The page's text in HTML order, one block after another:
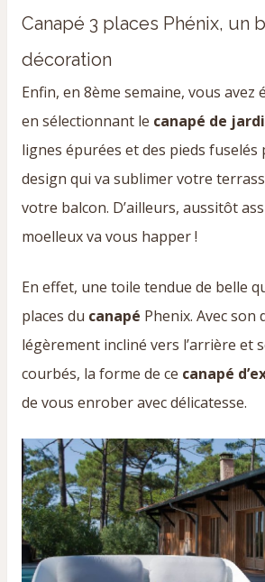
Canapé 3 places Phénix, un
décoration
Enfin, en 8ème semaine, vous avez
en sélectionnant le canapé de
lignes épurées et des pieds fuselés
design qui va sublimer votre
votre balcon. D’ailleurs, aussitôt
moelleux va vous happer !
En effet, une toile tendue de belle
places du canapé Phenix. Avec son
légèrement incliné vers l’arrière et
courbés, la forme de ce canapé
de vous enrober avec délicatesse.